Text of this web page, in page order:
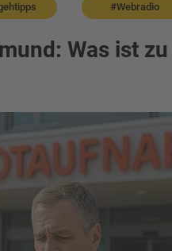
#Webradio
Was ist